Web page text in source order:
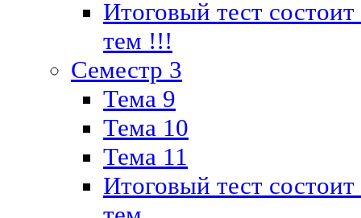
Итоговый тест
тем !!!
Семестр 3
Тема 9
Тема 10
Тема 11
Итоговый тест